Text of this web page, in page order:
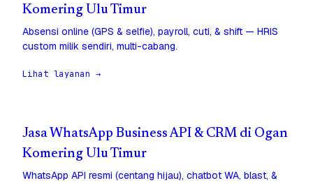
Komering Ulu Timur
Absensi online (GPS & selfie), payroll, cuti, & shift — HRIS
custom milik sendiri, multi-cabang.
Lihat layanan →
Jasa WhatsApp Business API & CRM di Ogan
Komering Ulu Timur
WhatsApp API resmi (centang hijau), chatbot WA, blast, &